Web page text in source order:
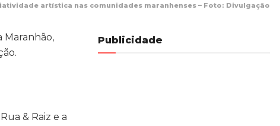
artística nas comunidades maranhenses – Foto: Divulgação
Maranhão,
& Raiz e a
Publicidade